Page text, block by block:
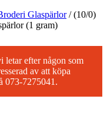
Glaspärlor / (10/0)
(1 gram)
letar efter någon som
av att köpa
073-7275041.